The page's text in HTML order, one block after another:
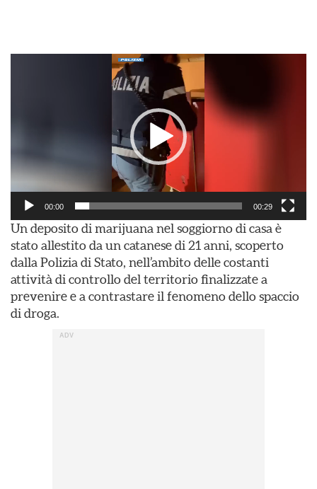
00:00 00:29
Un deposito di marijuana nel soggiorno di casa è
stato allestito da un catanese di 21 anni, scoperto
dalla Polizia di Stato, nell’ambito delle costanti
attività di controllo del territorio finalizzate a
prevenire e a contrastare il fenomeno dello spaccio
di droga.